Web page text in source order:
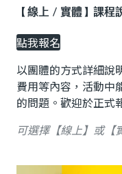
【線上／實體】課程
點我報名
以團體的方式詳細說
費用等內容，活動中
的問題。歡迎於正式
可選擇【線上】或【